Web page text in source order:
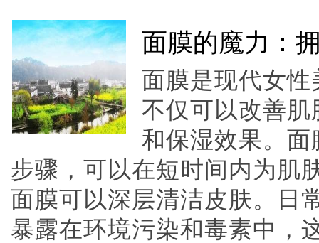
面膜的魔力：
面膜是现代女
不仅可以改善
和保湿效果。
步骤，可以在短时间内为肌
面膜可以深层清洁皮肤。日
暴露在环境污染和毒素中，